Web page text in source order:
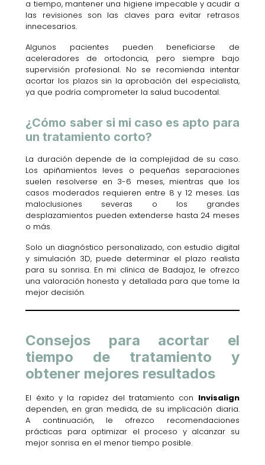
a tiempo, mantener una higiene impecable y acudir a
las revisiones son las claves para evitar retrasos
innecesarios.
Algunos pacientes pueden beneficiarse de
aceleradores de ortodoncia, pero siempre bajo
supervisión profesional. No se recomienda intentar
acortar los plazos sin la aprobación del especialista,
ya que podría comprometer la salud bucodental.
¿Cómo saber si mi caso es apto para
un tratamiento corto?
La duración depende de la complejidad de su caso.
Los apiñamientos leves o pequeñas separaciones
suelen resolverse en 3-6 meses, mientras que los
casos moderados requieren entre 8 y 12 meses. Las
maloclusiones severas o los grandes
desplazamientos pueden extenderse hasta 24 meses
o más.
Solo un diagnóstico personalizado, con estudio digital
y simulación 3D, puede determinar el plazo realista
para su sonrisa. En mi clínica de Badajoz, le ofrezco
una valoración honesta y detallada para que tome la
mejor decisión.
Consejos para acortar el
tiempo de tratamiento y
obtener mejores resultados
El éxito y la rapidez del tratamiento con Invisalign
dependen, en gran medida, de su implicación diaria.
A continuación, le ofrezco recomendaciones
prácticas para optimizar el proceso y alcanzar su
mejor sonrisa en el menor tiempo posible.